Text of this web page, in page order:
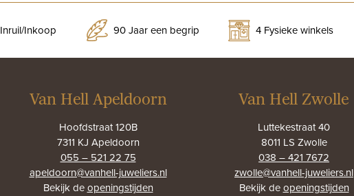
Inruil/Inkoop 90 Jaar een begrip 4 Fysieke winkels
Van Hell Apeldoorn
Hoofdstraat 120B
7311 KJ Apeldoorn
055 – 521 22 75
apeldoorn@vanhell-juweliers.nl
Bekijk deopeningstijden
Van Hell Zwolle
Luttekestraat 40
8011 LS Zwolle
038 – 421 7672
zwolle@vanhell-juweliers.nl
Bekijk deopeningstijden